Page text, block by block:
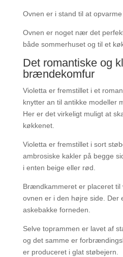
Ovnen er i stand til at
Ovnen er noget nær det
både sommerhuset og til et
Det romantiske og
brændekomfur
Violetta er fremstillet i et
knytter an til antikke modeller
Her er det virkeligt muligt at
køkkenet.
Violetta er fremstillet i sort
ambrosiske kakler på begge
i enten beige eller rød.
Brændkammeret er placeret til
ovnen er i den højre side. Der
askebakke forneden.
Selve toprammen er lavet af
og det samme er
er produceret i glat støbejern.